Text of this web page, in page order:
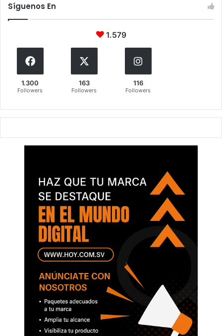
Síguenos En
1.579
1.300
Followers
163
Followers
116
Followers